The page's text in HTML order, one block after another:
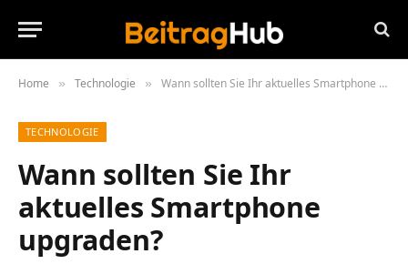
Home » Technologie » Wann sollten Sie Ihr aktuelles Smartphone upgraden?
TECHNOLOGIE
Wann sollten Sie Ihr
aktuelles Smartphone
upgraden?